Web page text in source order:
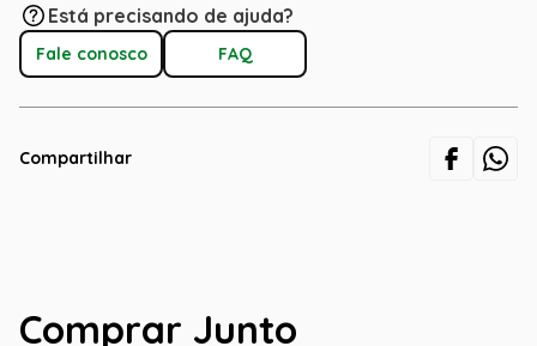
Está precisando de ajuda?
Fale conosco FAQ
Compartilhar
Comprar Junto